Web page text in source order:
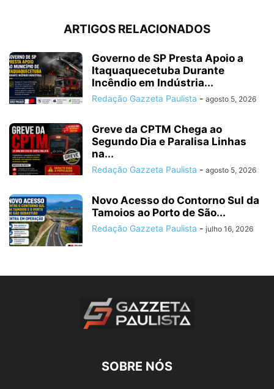
ARTIGOS RELACIONADOS
Governo de SP Presta Apoio a
Itaquaquecetuba Durante
Incêndio em Indústria...
Redação Gazzeta Paulista - agosto 5, 2026
Greve da CPTM Chega ao
Segundo Dia e Paralisa Linhas
na...
Redação Gazzeta Paulista - agosto 5, 2026
Novo Acesso do Contorno Sul da
Tamoios ao Porto de São...
Redação Gazzeta Paulista - julho 16, 2026
SOBRE NÓS